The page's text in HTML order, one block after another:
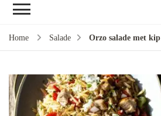
Home Salade Orzo salade met kip